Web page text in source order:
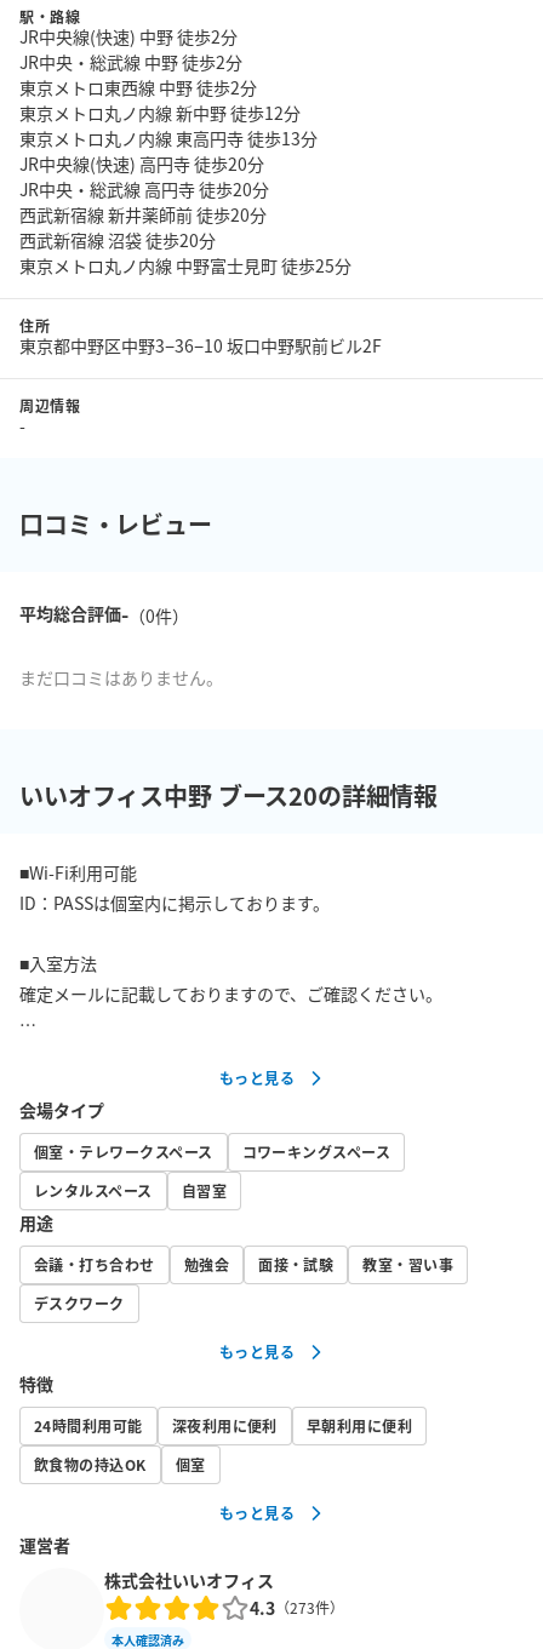
駅・路線
JR中央線(快速) 中野 徒歩2分
JR中央・総武線 中野 徒歩2分
東京メトロ東西線 中野 徒歩2分
東京メトロ丸ノ内線 新中野 徒歩12分
東京メトロ丸ノ内線 東高円寺 徒歩13分
JR中央線(快速) 高円寺 徒歩20分
JR中央・総武線 高円寺 徒歩20分
西武新宿線 新井薬師前 徒歩20分
西武新宿線 沼袋 徒歩20分
東京メトロ丸ノ内線 中野富士見町 徒歩25分
住所
東京都中野区中野3−36−10 坂口中野駅前ビル2F
周辺情報
-
口コミ・レビュー
平均総合評価-（0件）
まだ口コミはありません。
いいオフィス中野 ブース20の詳細情報
■Wi-Fi利用可能
ID：PASSは個室内に掲示しております。
■入室方法
確定メールに記載しておりますので、ご確認ください。
■お願い
・発熱のある方や体調不良の方はご利用をお控えいただくようお
願いいたします。
・ゴミはスペース内のゴミ箱に捨てていただけますが、分別にご
協力ください。
・フリードリンクはご自由にご利用ください。
・個室以外のお部屋はご利用いただけません。
もっと見る
会場タイプ
個室・テレワークスペース
コワーキングスペース
レンタルスペース
自習室
用途
会議・打ち合わせ 勉強会 面接・試験
教室・習い事
デスクワーク
もっと見る
特徴
24時間利用可能 深夜利用に便利
早朝利用に便利
飲食物の持込OK
個室
もっと見る
運営者
株式会社いいオフィス
4.3 （273件）
本人確認済み